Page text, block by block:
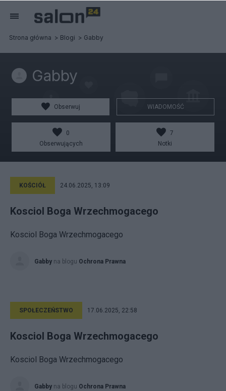
Strona główna Blogi Gabby
Gabby
Obserwuj WIADOMOŚĆ
0
Obserwujących
7
Notki
KOŚCIÓŁ 24.06.2025, 13:09
Kosciol Boga Wrzechmogacego
Kosciol Boga Wrzechmogacego
Gabby na blogu Ochrona Prawna
SPOŁECZEŃSTWO 17.06.2025, 22:58
Kosciol Boga Wrzechmogacego
Kosciol Boga Wrzechmogacego
Gabby na blogu Ochrona Prawna